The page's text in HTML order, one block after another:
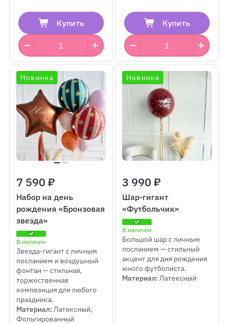
Купить Купить
Новинка
7 590 ₽
Набор на день
рождения «Бронзовая
звезда»
В наличии
Звезда-гигант с личным
посланием и воздушный
фонтан — стильная,
торжественная
композиция для любого
праздника.
Материал:Латексный,
Фольгированный
Новинка
3 990 ₽
Шар-гигант
«Футбольчик»
В наличии
Большой шар с личным
посланием — стильный
акцент для дня рождения
юного футболиста.
Материал:Латексный